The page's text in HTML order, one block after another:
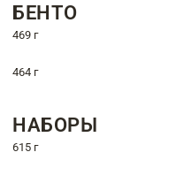
БЕНТО
469 г
464 г
НАБОРЫ
615 г